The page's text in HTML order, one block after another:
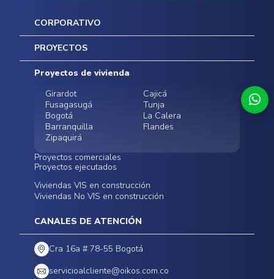
CORPORATIVO
Inicio
Mapa del sitio
Postventas
Contratación Directa
Noticias
PROYECTOS
Proyectos de vivienda
Girardot
Cajicá
Fusagasugá
Tunja
Bogotá
La Calera
Barranquilla
Flandes
Zipaquirá
Proyectos comerciales
Funza
Infinitum Zentral
Bodegas - ALMAX
Centro Comercial
Proyectos ejecutados
Conoce nuestros
proyectos ejecutados
Viviendas VIS en construcción
Viviendas No VIS en construcción
CANALES DE ATENCIÓN
Cra 16a # 78-55 Bogotá
servicioalcliente@oikos.com.co